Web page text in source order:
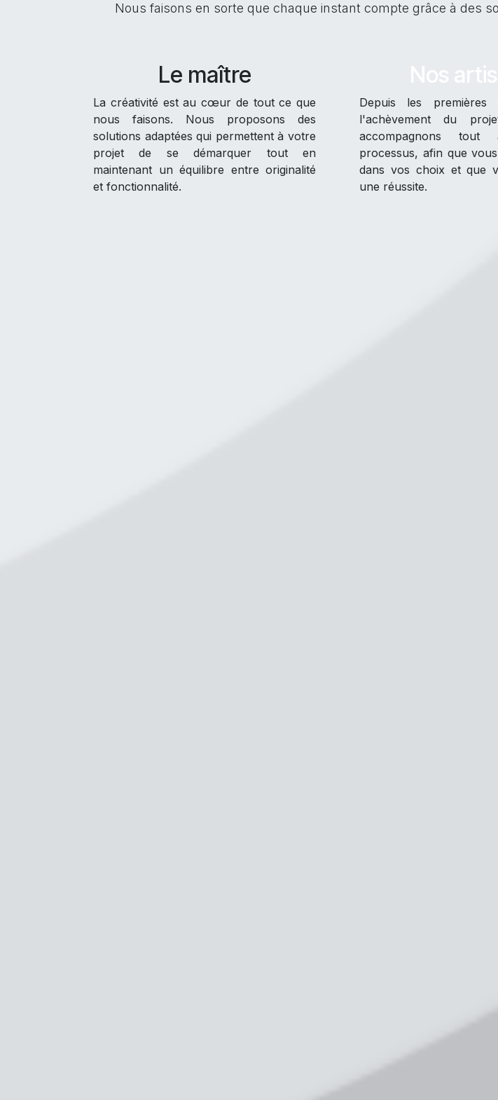
Nous faisons en sorte que chaque instant compte grâce à des
Le maître
La créativité est au cœur de tout ce que
nous faisons. Nous proposons des
solutions adaptées qui permettent à votre
projet de se démarquer tout en
maintenant un équilibre entre originalité
et fonctionnalité.
Depuis les premières
l'achèvement du
accompagnons
processus, afin que
dans vos choix et que
une réussite.